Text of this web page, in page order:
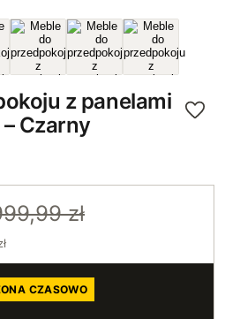
z panelami
Czarny
zł
CZASOWO